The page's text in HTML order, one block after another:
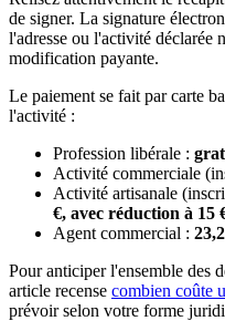
de signer. La signature
l'adresse ou l'activité déclarée
modification payante.
Le paiement se fait par carte
l'activité :
Profession libérale :
Activité commerciale
Activité artisanale
€, avec réduction à 15
Agent commercial :
Pour anticiper l'ensemble des
article recense combien coûte
prévoir selon votre forme